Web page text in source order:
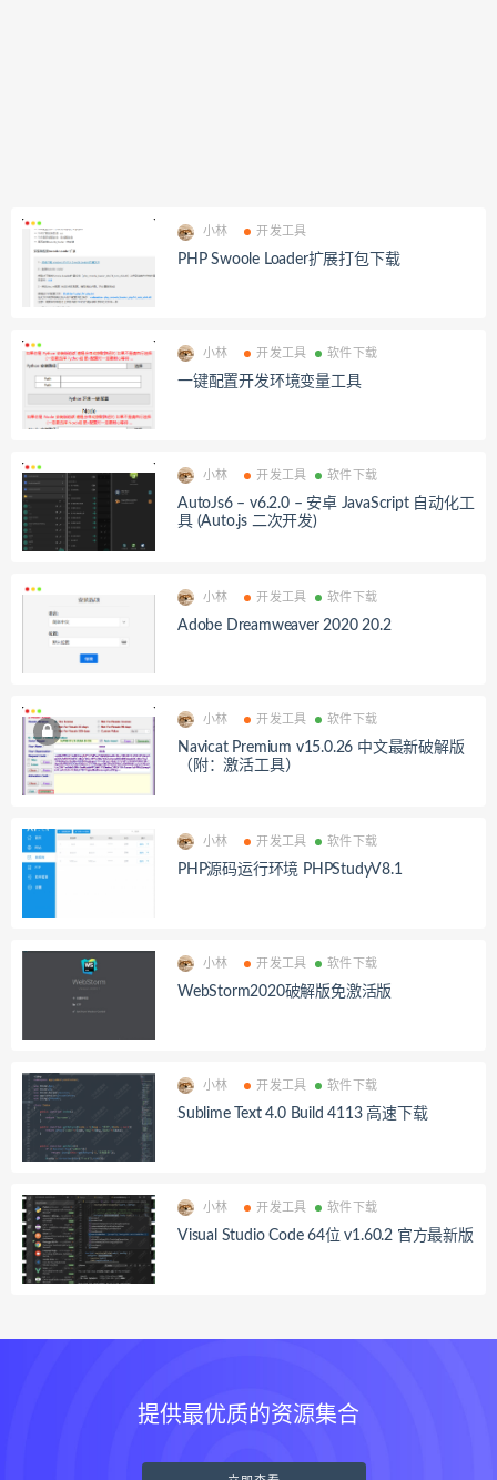
小林 开发工具
PHP Swoole Loader扩展打包下载
小林 开发工具 软件下载
一键配置开发环境变量工具
小林 开发工具 软件下载
AutoJs6 – v6.2.0 – 安卓 JavaScript 自动化工
具 (Auto.js 二次开发)
小林 开发工具 软件下载
Adobe Dreamweaver 2020 20.2
小林 开发工具 软件下载
Navicat Premium v15.0.26 中文最新破解版
（附：激活工具）
小林 开发工具 软件下载
PHP源码运行环境 PHPStudyV8.1
小林 开发工具 软件下载
WebStorm2020破解版免激活版
小林 开发工具 软件下载
Sublime Text 4.0 Build 4113 高速下载
小林 开发工具 软件下载
Visual Studio Code 64位 v1.60.2 官方最新版
提供最优质的资源集合